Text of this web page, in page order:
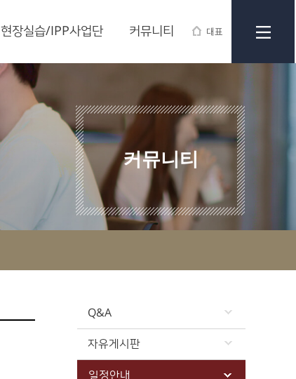
대표
현장실습/IPP사업단 커뮤니티
커뮤니티
Q&A
자유게시판
일정안내